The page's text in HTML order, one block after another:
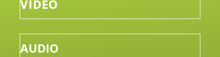
VIDEO
AUDIO